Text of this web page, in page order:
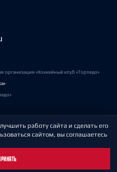
«Хоккейный клуб «Торпедо»
работу сайта и сделать его
сайтом, вы соглашаетесь